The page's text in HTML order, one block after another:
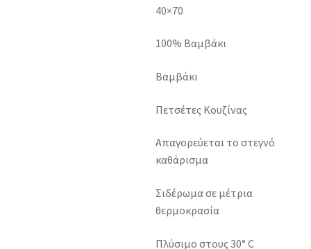
40×70
100% Βαμβάκι
Βαμβάκι
Πετσέτες Κουζίνας
Απαγορεύεται το στεγνό
καθάρισμα
Σιδέρωμα σε μέτρια
θερμοκρασία
Πλύσιμο στους 30° C